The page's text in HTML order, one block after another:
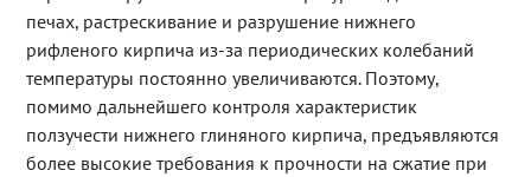
печах, растрескивание и разрушение нижнего
рифленого кирпича из-за периодических колебаний
температуры постоянно увеличиваются. Поэтому,
помимо дальнейшего контроля характеристик
ползучести нижнего глиняного кирпича, предъявляются
более высокие требования к прочности на сжатие при